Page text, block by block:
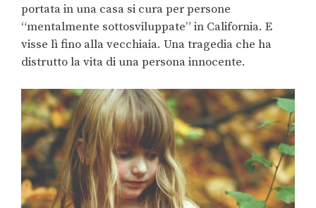
portata in una casa si cura per persone
“mentalmente sottosviluppate” in California. E
visse lì fino alla vecchiaia. Una tragedia che ha
distrutto la vita di una persona innocente.